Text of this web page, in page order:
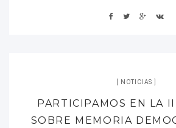
NOTICIAS
PARTICIPAMOS EN LA
SOBRE MEMORIA